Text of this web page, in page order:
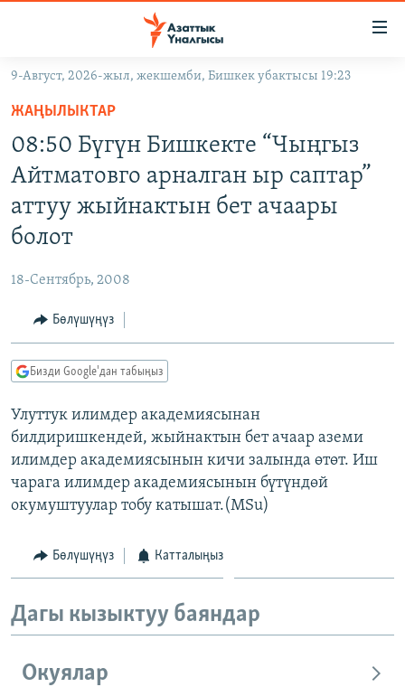
Навигацияга
өтүңүз
салыңызКЫРГЫЗСТАН
АТАЙЫН ИЛИКТӨӨ
БҮГҮН АЗАТТЫКТА
ЭКСПЕРТТЕР ТАЛДАЙТ
БИЗ ЖАНА ДҮЙНӨ
ЭЖЕ-СИҢДИЛЕР
АЗАТТЫК+
ЫҢГАЙСЫЗ СУРООЛОР
ПОДКАСТ
ӨЗГӨЧӨ ПИКИР
Русский
ОНЛАЙН ШЕРИНЕ
9-Август, 2026-жыл, жекшемби, Бишкек убактысы 19:23
ЖАҢЫЛЫКТАР
08:50 Бүгүн Бишкекте “Чыңгыз
Айтматовго арналган ыр саптар”
аттуу жыйнактын бет ачаары
болот
18-Сентябрь, 2008
Бөлүшүңүз
Бизди Google'дан табыңыз
Улуттук илимдер академиясынан
билдиришкендей, жыйнактын бет ачаар аземи
илимдер академиясынын кичи залында өтөт. Иш
чарага илимдер академиясынын бүтүндөй
окумуштуулар тобу катышат.(MSu)
Бөлүшүңүз Катталыңыз
Дагы кызыктуу баяндар
Окуялар